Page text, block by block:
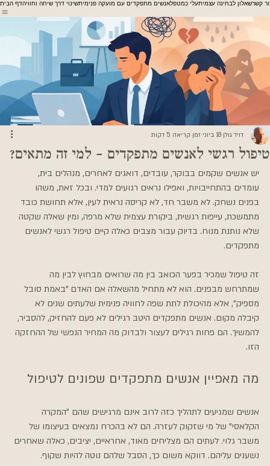
דף הביתשינוי דרך שיחה וחוויהאנשים מתפקדים עם מועקה פנימיתעלי כמטפלשאלון לבחינה עצמיתקשר
טיפול רגשי לאנשים מתפקדים - למי זה מתאים?
דויד גולן 18 ביוני זמן קריאה 5 דקות
יש אנשים שקמים בבוקר, עובדים, דואגים לאחרים, מנהלים בית,
עומדים בהתחייבויות, ואפילו נראים רגועים למדי. ובכל זאת, משהו
בפנים נשחק. לא משבר חד, לא קריסה נראית לעין, אלא תחושת כובד
מתמשכת, עייפות רגשית, ביקורת עצמית שלא מרפה, ומין שאלה שקטה
שלא נותנת מנוח. בדיוק עבור מצבים כאלה קיים טיפול רגשי לאנשים
מתפקדים.
זה טיפול שמכיר בפער הכואב בין מה שרואים מבחוץ לבין מה
שמתרחש מבפנים. הוא לא מתחיל מהשאלה אם האדם "באמת סובל
מספיק", אלא מהיכולת לתת שפה לחוויה פנימית שלעתים שנים לא
קיבלה מקום. אנשים מתפקדים היטב רגילים לא פעם להחזיק, להסביר,
להמשיך. הם פחות רגילים לעצור ולבדוק מה המחיר הנפשי של ההחזקה
הזו.
מה מאפיין אנשים מתפקדים שפונים לטיפול
אנשים שמגיעים לתהליך כזה לרוב אינם מרגישים שהם "המקרה
הקלאסי" של מי שזקוק לעזרה. הם לא בהכרח נמצאים בעיצומו של
משבר גלוי. לעתים הם מצליחים מאוד, אחראיים, יציבים, כאלה שאחרים
נשענים עליהם. דווקא משום כך, הסבל שלהם נוטה להיות שקוף.